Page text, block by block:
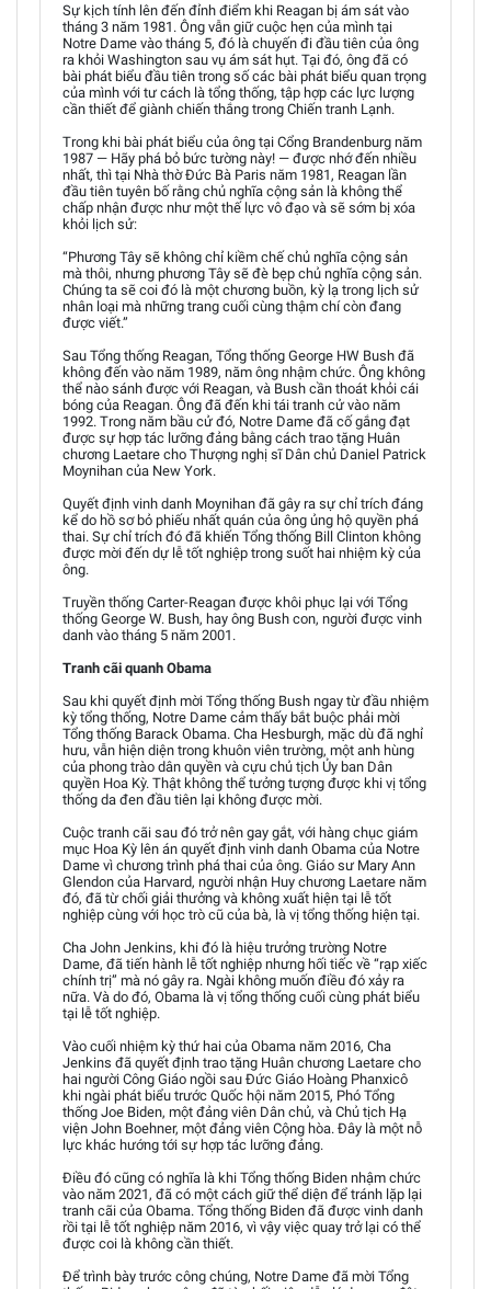
Sự kịch tính lên đến đỉnh điểm khi Reagan bị ám sát vào
tháng 3 năm 1981. Ông vẫn giữ cuộc hẹn của mình tại
Notre Dame vào tháng 5, đó là chuyến đi đầu tiên của ông
ra khỏi Washington sau vụ ám sát hụt. Tại đó, ông đã có
bài phát biểu đầu tiên trong số các bài phát biểu quan trọng
của mình với tư cách là tổng thống, tập hợp các lực lượng
cần thiết để giành chiến thắng trong Chiến tranh Lạnh.
Trong khi bài phát biểu của ông tại Cổng Brandenburg năm
1987 — Hãy phá bỏ bức tường này! — được nhớ đến nhiều
nhất, thì tại Nhà thờ Đức Bà Paris năm 1981, Reagan lần
đầu tiên tuyên bố rằng chủ nghĩa cộng sản là không thể
chấp nhận được như một thế lực vô đạo và sẽ sớm bị xóa
khỏi lịch sử:
“Phương Tây sẽ không chỉ kiềm chế chủ nghĩa cộng sản
mà thôi, nhưng phương Tây sẽ đè bẹp chủ nghĩa cộng sản.
Chúng ta sẽ coi đó là một chương buồn, kỳ lạ trong lịch sử
nhân loại mà những trang cuối cùng thậm chí còn đang
được viết.”
Sau Tổng thống Reagan, Tổng thống George HW Bush đã
không đến vào năm 1989, năm ông nhậm chức. Ông không
thể nào sánh được với Reagan, và Bush cần thoát khỏi cái
bóng của Reagan. Ông đã đến khi tái tranh cử vào năm
1992. Trong năm bầu cử đó, Notre Dame đã cố gắng đạt
được sự hợp tác lưỡng đảng bằng cách trao tặng Huân
chương Laetare cho Thượng nghị sĩ Dân chủ Daniel Patrick
Moynihan của New York.
Quyết định vinh danh Moynihan đã gây ra sự chỉ trích đáng
kể do hồ sơ bỏ phiếu nhất quán của ông ủng hộ quyền phá
thai. Sự chỉ trích đó đã khiến Tổng thống Bill Clinton không
được mời đến dự lễ tốt nghiệp trong suốt hai nhiệm kỳ của
ông.
Truyền thống Carter-Reagan được khôi phục lại với Tổng
thống George W. Bush, hay ông Bush con, người được vinh
danh vào tháng 5 năm 2001.
Tranh cãi quanh Obama
Sau khi quyết định mời Tổng thống Bush ngay từ đầu nhiệm
kỳ tổng thống, Notre Dame cảm thấy bắt buộc phải mời
Tổng thống Barack Obama. Cha Hesburgh, mặc dù đã nghỉ
hưu, vẫn hiện diện trong khuôn viên trường, một anh hùng
của phong trào dân quyền và cựu chủ tịch Ủy ban Dân
quyền Hoa Kỳ. Thật không thể tưởng tượng được khi vị tổng
thống da đen đầu tiên lại không được mời.
Cuộc tranh cãi sau đó trở nên gay gắt, với hàng chục giám
mục Hoa Kỳ lên án quyết định vinh danh Obama của Notre
Dame vì chương trình phá thai của ông. Giáo sư Mary Ann
Glendon của Harvard, người nhận Huy chương Laetare năm
đó, đã từ chối giải thưởng và không xuất hiện tại lễ tốt
nghiệp cùng với học trò cũ của bà, là vị tổng thống hiện tại.
Cha John Jenkins, khi đó là hiệu trưởng trường Notre
Dame, đã tiến hành lễ tốt nghiệp nhưng hối tiếc về “rạp xiếc
chính trị” mà nó gây ra. Ngài không muốn điều đó xảy ra
nữa. Và do đó, Obama là vị tổng thống cuối cùng phát biểu
tại lễ tốt nghiệp.
Vào cuối nhiệm kỳ thứ hai của Obama năm 2016, Cha
Jenkins đã quyết định trao tặng Huân chương Laetare cho
hai người Công Giáo ngồi sau Đức Giáo Hoàng Phanxicô
khi ngài phát biểu trước Quốc hội năm 2015, Phó Tổng
thống Joe Biden, một đảng viên Dân chủ, và Chủ tịch Hạ
viện John Boehner, một đảng viên Cộng hòa. Đây là một nỗ
lực khác hướng tới sự hợp tác lưỡng đảng.
Điều đó cũng có nghĩa là khi Tổng thống Biden nhậm chức
vào năm 2021, đã có một cách giữ thể diện để tránh lặp lại
tranh cãi của Obama. Tổng thống Biden đã được vinh danh
rồi tại lễ tốt nghiệp năm 2016, vì vậy việc quay trở lại có thể
được coi là không cần thiết.
Để trình bày trước công chúng, Notre Dame đã mời Tổng